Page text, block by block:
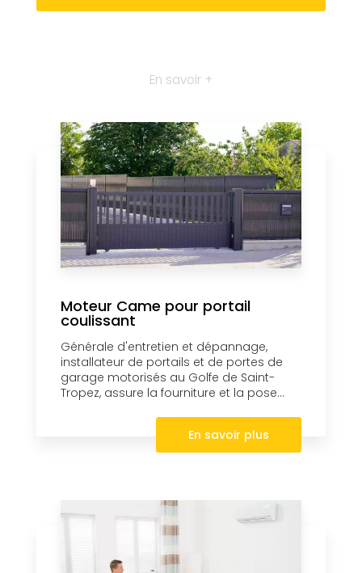
En savoir +
Moteur Came pour portail
coulissant
Générale d'entretien et dépannage,
installateur de portails et de portes de
garage motorisés au Golfe de Saint-
Tropez, assure la fourniture et la pose...
En savoir plus